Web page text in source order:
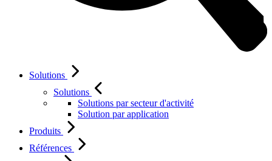
Solutions
Solutions
Solutions par secteur d'activité
Solution par application
Produits
Références